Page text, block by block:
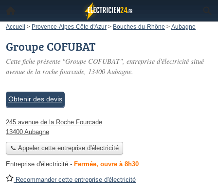
Accueil > Provence-Alpes-Côte d'Azur > Bouches-du-Rhône > Aubagne
Groupe COFUBAT
Cette fiche présente "Groupe COFUBAT", entreprise d'électricité situé
avenue de la roche fourcade, 13400 Aubagne.
Obtenir des devis
245 avenue de la Roche Fourcade
13400 Aubagne
📞 Appeler cette entreprise d'électricité
Entreprise d'électricité - Fermée, ouvre à 8h30
Recommander cette entreprise d'électricité